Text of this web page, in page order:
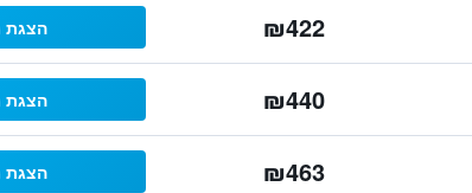
₪422 הצגת
₪440 הצגת
₪463 הצגת